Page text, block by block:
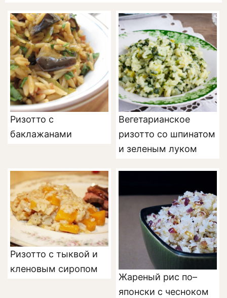
Ризотто с
баклажанами
Вегетарианское
ризотто со шпинатом
и зеленым луком
Ризотто с тыквой и
кленовым сиропом
Жареный рис по–
японски с чесноком